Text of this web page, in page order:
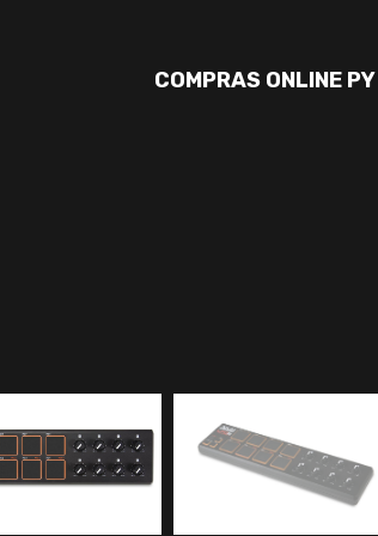
COMPRAS ONLINE PY